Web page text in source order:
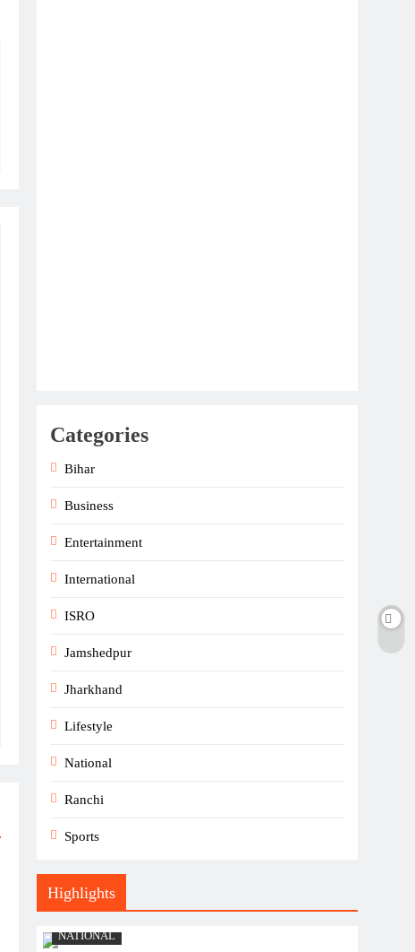
Categories
Bihar
Business
Entertainment
International
ISRO
Jamshedpur
Jharkhand
Lifestyle
National
Ranchi
Sports
Highlights
NATIONAL